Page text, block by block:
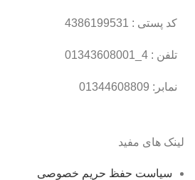
کد پستی : 4386199531
تلفن : 4_01343608001
نمابر: 01344608809
لینک های مفید
سیاست حفظ حریم خصوصی